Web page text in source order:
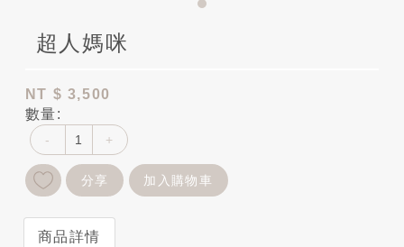
超人媽咪
NT $ 3,500
數量:
- +
分享 加入購物車
商品詳情